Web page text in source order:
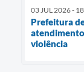
03 JUL 2026 -
Prefeitura
violência